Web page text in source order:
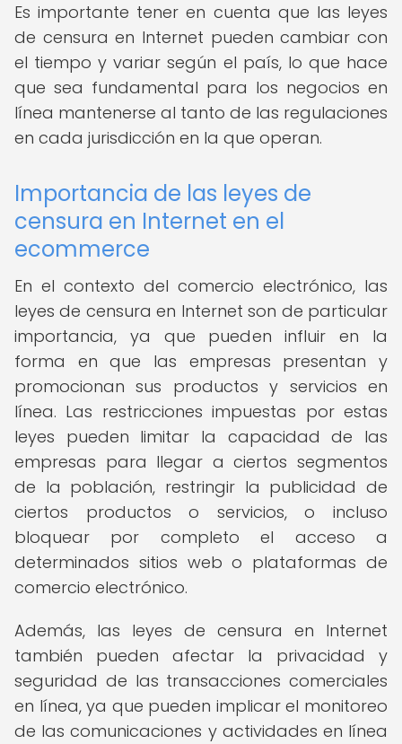
Es importante tener en cuenta que las leyes
de censura en Internet pueden cambiar con
el tiempo y variar según el país, lo que hace
que sea fundamental para los negocios en
línea mantenerse al tanto de las regulaciones
en cada jurisdicción en la que operan.
Importancia de las leyes de
censura en Internet en el
ecommerce
En el contexto del comercio electrónico, las
leyes de censura en Internet son de particular
importancia, ya que pueden influir en la
forma en que las empresas presentan y
promocionan sus productos y servicios en
línea. Las restricciones impuestas por estas
leyes pueden limitar la capacidad de las
empresas para llegar a ciertos segmentos
de la población, restringir la publicidad de
ciertos productos o servicios, o incluso
bloquear por completo el acceso a
determinados sitios web o plataformas de
comercio electrónico.
Además, las leyes de censura en Internet
también pueden afectar la privacidad y
seguridad de las transacciones comerciales
en línea, ya que pueden implicar el monitoreo
de las comunicaciones y actividades en línea